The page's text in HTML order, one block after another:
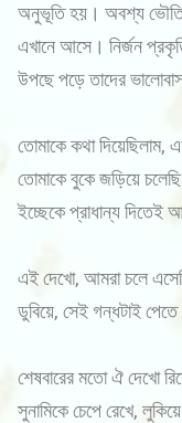
অনুভূতি হয়। অবশ্য ভৌতিক
এখানে আসে। নির্জন
উপছে পড়ে তাদের
তোমাকে কথা দিয়েছিলাম,
তোমাকে বুকে জড়িয়ে
ইচ্ছেকে প্রাধান্য দিতেই
এই দেখো, আমরা চলে
ডুবিয়ে, সেই গন্ধটাই
শেষবারের মতো ঐ দেখো
সুনামিকে চেপে রেখে,